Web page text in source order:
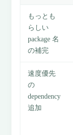
もっとも
らしい
package 名
の補完
速度優先
の
dependency
追加